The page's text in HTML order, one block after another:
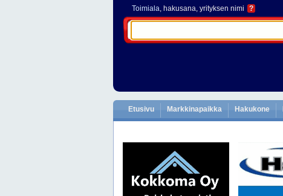
Toimiala, hakusana, yrityksen nimi ?
Etusivu Markkinapaikka Hakukone